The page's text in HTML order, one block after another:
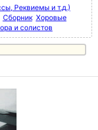
Реквиемы и т.д.)
Сборник Хоровые
и солистов